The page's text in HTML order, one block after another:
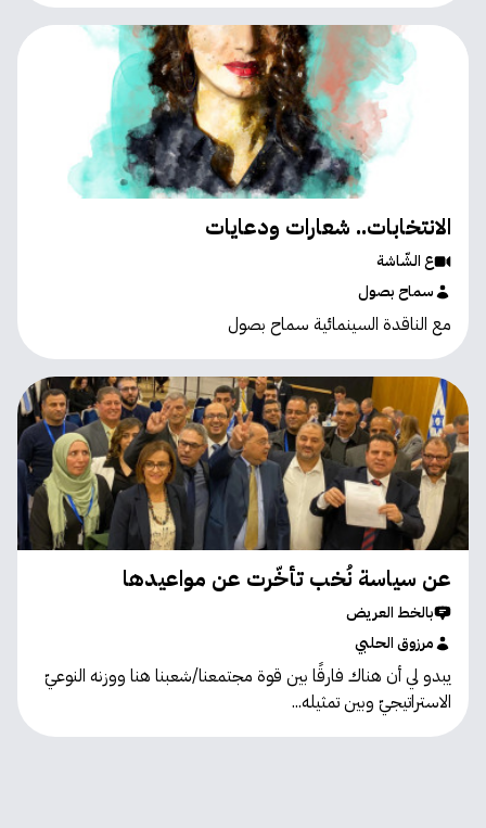
الانتخابات.. شعارات ودعايات
ع الشّاشة
سماح بصول
مع الناقدة السينمائية سماح بصول
عن سياسة نُخب تأخّرت عن مواعيدها
بالخط العريض
مرزوق الحلبي
يبدو لي أن هناك فارقًا بين قوة مجتمعنا/شعبنا هنا ووزنه النوعيّ
الاستراتيجيّ وبين تمثيله...